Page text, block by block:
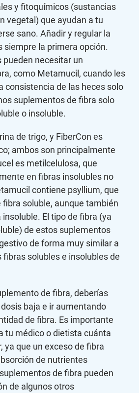
y fitoquímicos (sustancias
vegetal) que ayudan a tu
sano. Añadir y regular la
siempre la primera opción.
necesitar un
como Metamucil, cuando les
consistencia de las heces solo
suplementos de fibra solo
o insoluble.
de trigo, y FiberCon es
ambos son principalmente
es metilcelulosa, que
en fibras insolubles no
contiene psyllium, que
soluble, aunque también
El tipo de fibra (ya
de estos suplementos
de forma muy similar a
solubles e insolubles de
de fibra, deberías
baja e ir aumentando
de fibra. Es importante
tu médico o dietista cuánta
ya que un exceso de fibra
de nutrientes
de fibra pueden
de algunos otros